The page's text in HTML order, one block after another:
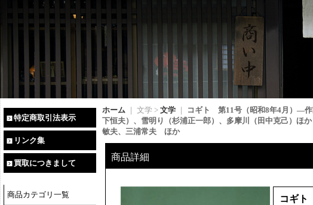
特定商取引法表示
リンク集
買取につきまして
商品カテゴリ一覧
ホーム ｜ 文学 > 文学
コギト 第11号（昭和8年4月）―作
下恒夫）、雪明り（杉浦正一郎）、多摩川（田中克己）
敏夫、三浦常夫 ほか
商品詳細
コギト